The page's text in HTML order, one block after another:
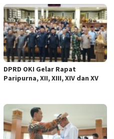
DPRD OKI Gelar Rapat
Paripurna, XII, XIII, XIV dan XV